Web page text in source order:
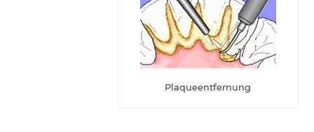
Plaqueentfernung